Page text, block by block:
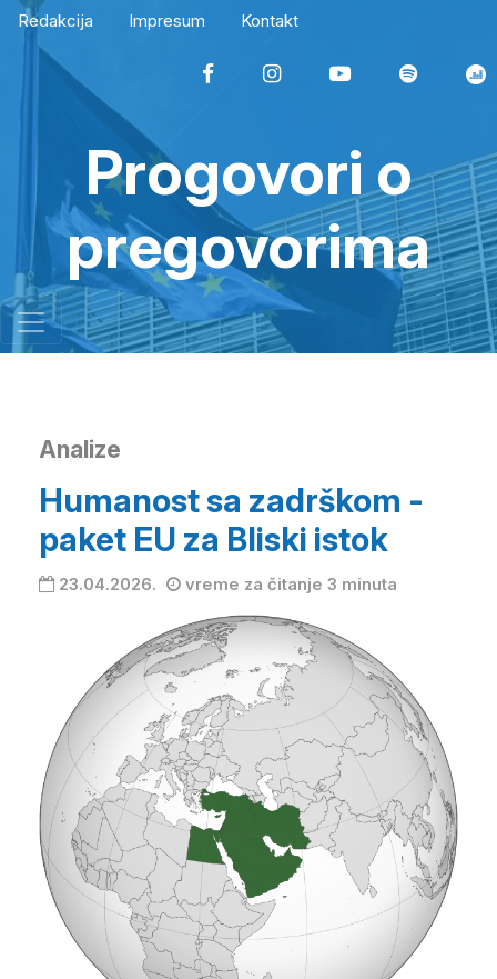
Redakcija Impresum Kontakt
Progovori o
pregovorima
Analize
Humanost sa zadrškom -
paket EU za Bliski istok
23.04.2026. vreme za čitanje 3 minuta